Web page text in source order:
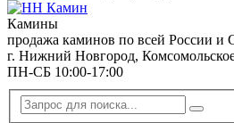
Камины
продажа каминов по всей России и
г. Нижний Новгород,
ПН-СБ 10:00-17:00